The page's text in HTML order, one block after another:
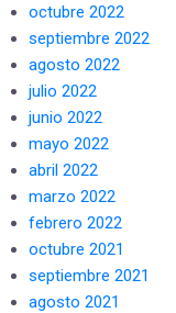
octubre 2022
septiembre 2022
agosto 2022
julio 2022
junio 2022
mayo 2022
abril 2022
marzo 2022
febrero 2022
octubre 2021
septiembre 2021
agosto 2021